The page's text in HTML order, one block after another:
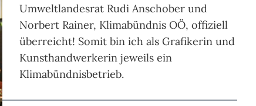
Umweltlandesrat Rudi Anschober und
Norbert Rainer, Klimabündnis OÖ, offiziell
überreicht! Somit bin ich als Grafikerin und
Kunsthandwerkerin jeweils ein
Klimabündnisbetrieb.